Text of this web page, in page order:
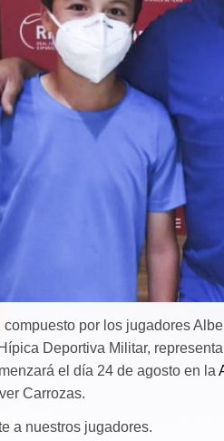
por los jugadores
Deportiva Militar,
el día 24 de agosto en la
Carrozas.
a nuestros jugadores.